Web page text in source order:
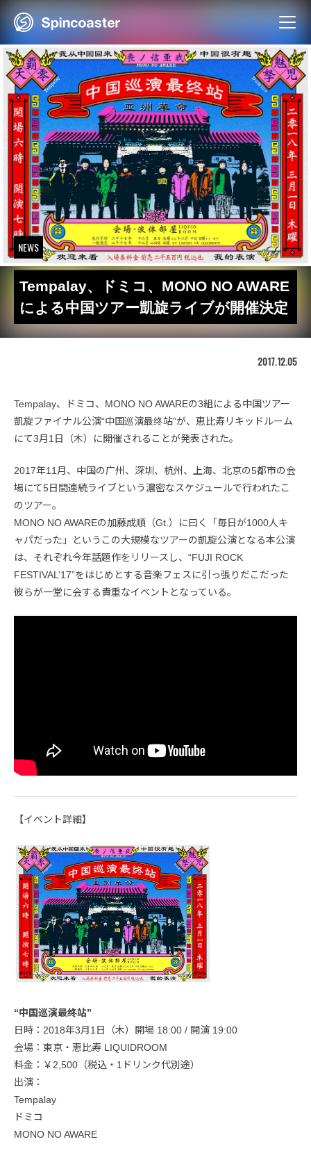
Skip
NEWS
Tempalay、ドミコ、MONO NO AWARE
による中国ツアー凱旋ライブが開催決定
2017.12.05
Tempalay、ドミコ、MONO NO AWAREの3組による中国ツアー
凱旋ファイナル公演“中国巡演最终站”が、恵比寿リキッドルーム
にて3月1日（木）に開催されることが発表された。
2017年11月、中国の广州、深圳、杭州、上海、北京の5都市の会
場にて5日間連続ライブという濃密なスケジュールで行われたこ
のツアー。
MONO NO AWAREの加藤成順（Gt.）に曰く「毎日が1000人キ
ャパだった」というこの大規模なツアーの凱旋公演となる本公演
は、それぞれ今年話題作をリリースし、“FUJI ROCK
FESTIVAL’17”をはじめとする音楽フェスに引っ張りだこだった
彼らが一堂に会する貴重なイベントとなっている。
【イベント詳細】
“中国巡演最终站”
日時：2018年3月1日（木）開場 18:00 / 開演 19:00
会場：東京・恵比寿 LIQUIDROOM
料金：￥2,500（税込・1ドリンク代別途）
出演：
Tempalay
ドミコ
MONO NO AWARE